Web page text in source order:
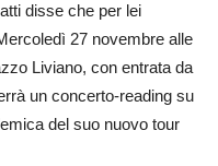
disse che per lei
27 novembre alle
Liviano, con entrata da
un concerto-reading su
del suo nuovo tour